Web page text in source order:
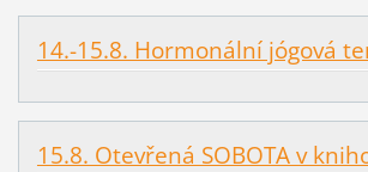
14.-15.8. Hormonální jógová
15.8. Otevřená SOBOTA v